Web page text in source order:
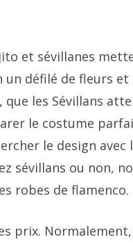
et sévillanes
un défilé de fleurs
que les Sévillans
le costume
le design
sévillans ou non,
robes de flamenco.
prix.